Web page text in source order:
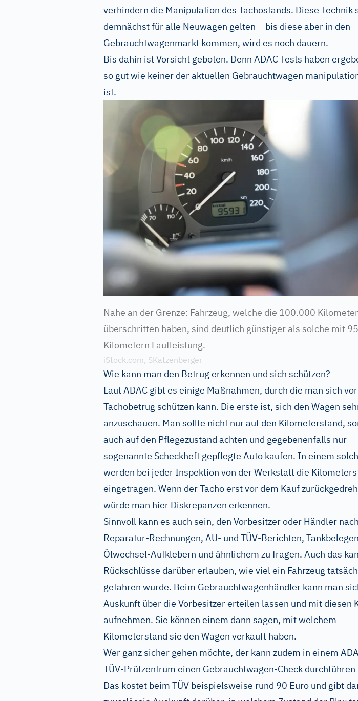
verhindern die Manipulation des Tachostands. Diese Technik
demnächst für alle Neuwagen gelten – bis diese aber in den
Gebrauchtwagenmarkt kommen, wird es noch dauern.
Bis dahin ist Vorsicht geboten. Denn ADAC Tests haben
so gut wie keiner der aktuellen Gebrauchtwagen
ist.
Nahe an der Grenze: Fahrzeug, welche die 100.000
überschritten haben, sind deutlich günstiger als solche mit
Kilometern Laufleistung.
iStock.com, SKatzenberger
Wie kann man den Betrug erkennen und sich schützen?
Laut ADAC gibt es einige Maßnahmen, durch die man sich vor
Tachobetrug schützen kann. Die erste ist, sich den Wagen
anzuschauen. Man sollte nicht nur auf den Kilometerstand,
auch auf den Pflegezustand achten und gegebenenfalls nur
sogenannte Scheckheft gepflegte Auto kaufen. In einem
werden bei jeder Inspektion von der Werkstatt die
eingetragen. Wenn der Tacho erst vor dem Kauf
würde man hier Diskrepanzen erkennen.
Sinnvoll kann es auch sein, den Vorbesitzer oder Händler
Reparatur-Rechnungen, AU- und TÜV-Berichten,
Ölwechsel-Aufklebern und ähnlichem zu fragen. Auch das
Rückschlüsse darüber erlauben, wie viel ein Fahrzeug
gefahren wurde. Beim Gebrauchtwagenhändler kann man
Auskunft über die Vorbesitzer erteilen lassen und mit diesen
aufnehmen. Sie können einem dann sagen, mit welchem
Kilometerstand sie den Wagen verkauft haben.
Wer ganz sicher gehen möchte, der kann zudem in einem
TÜV-Prüfzentrum einen Gebrauchtwagen-Check durchführen
Das kostet beim TÜV beispielsweise rund 90 Euro und gibt